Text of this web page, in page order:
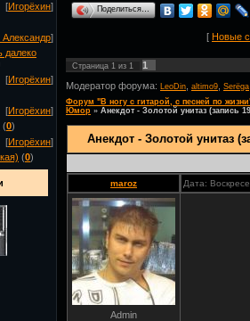
[Игорёхин]
]
далеко
[Игорёхин]
[Игорёхин]
(0)
[Игорёхин]
(0)
Поделиться…
[ Новые
Страница 1 из 1
1
Модератор форума:
LeoDin altimo9 Serёga
Форум "В ногу с гитарой, с песней по
Юмор » Анекдот - Золотой унитаз (запись
Анекдот - Золотой унитаз
maroz Дата:
Admin